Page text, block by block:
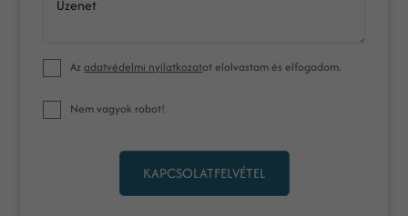
Üzenet
Azadatvédelmi nyilatkozatot elolvastam és elfogadom.
Nem vagyok robot!
KAPCSOLATFELVÉTEL